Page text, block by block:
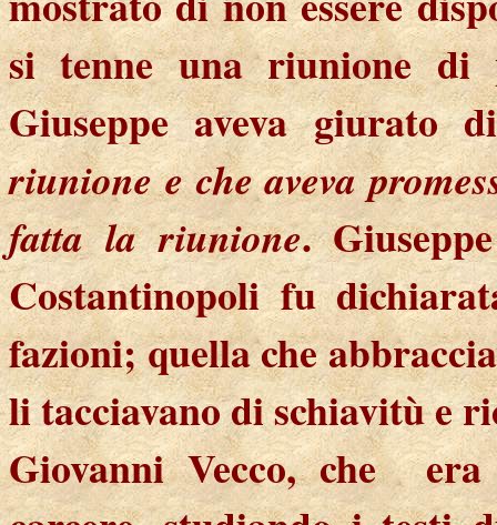
si tenne una riunione di
Giuseppe aveva giurato
riunione e che aveva
fatta la riunione.
Costantinopoli fu
fazioni; quella che
li tacciavano di schiavitù e
Giovanni Vecco, che